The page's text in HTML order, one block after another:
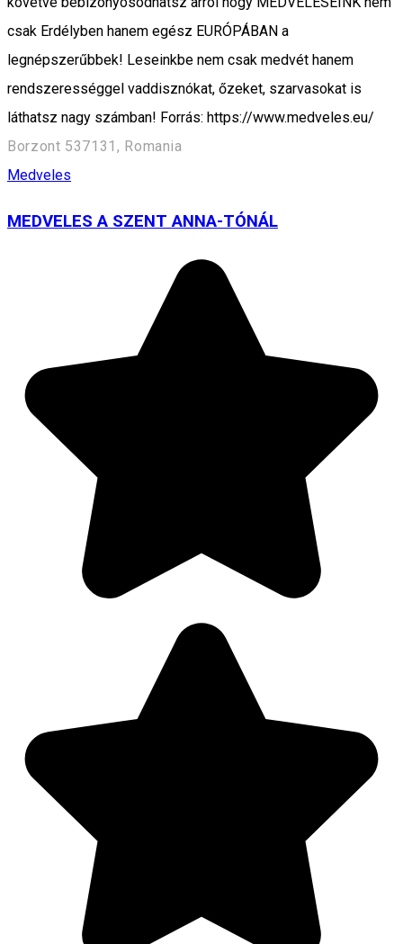
csak Erdélyben hanem egész EURÓPÁBAN a
legnépszerűbbek! Leseinkbe nem csak medvét hanem
rendszerességgel vaddisznókat, őzeket, szarvasokat is
láthatsz nagy számban! Forrás: https://www.medveles.eu/
Borzont 537131, Romania
Medveles
MEDVELES A SZENT ANNA-TÓNÁL